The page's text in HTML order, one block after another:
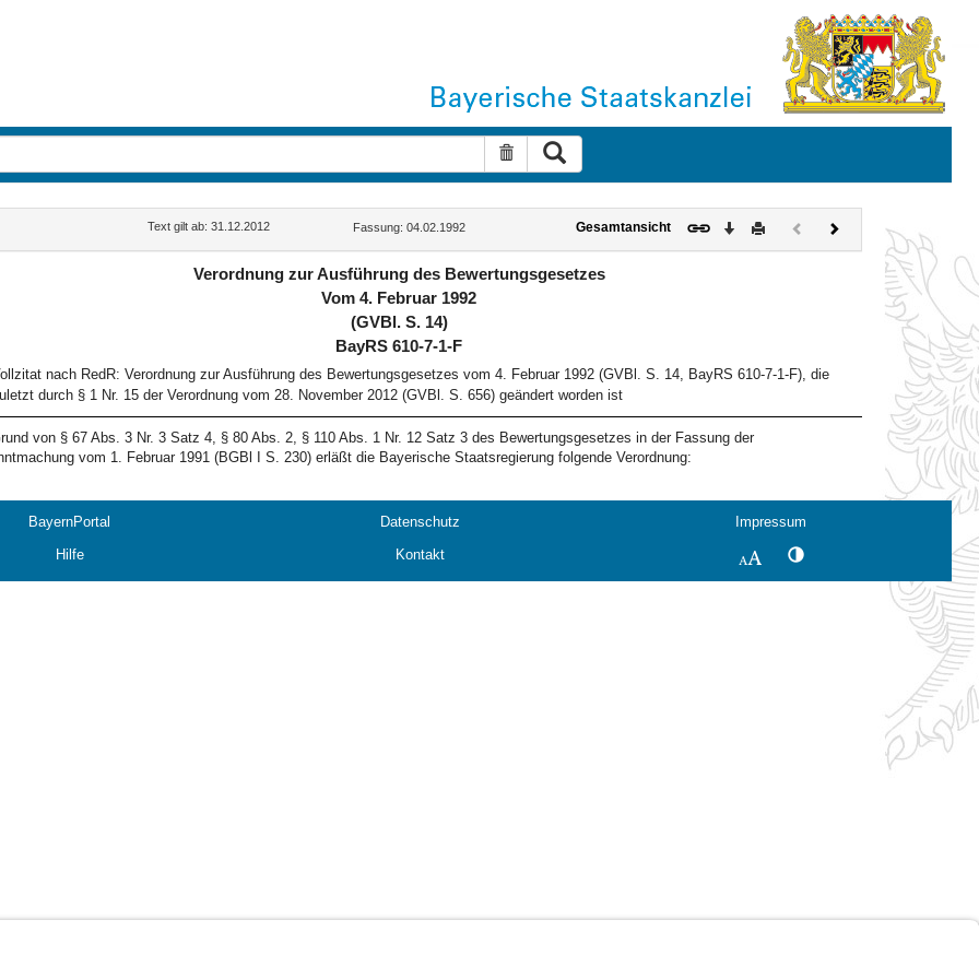
Suche zurücksetzen
Text gilt ab: 31.12.2012 Fassung: 04.02.1992 Gesamtansicht Download
DruckenVorherigesNächstes
Dokument
Verordnung zur Ausführung des Bewertungsgesetzes
Vom 4. Februar 1992
(GVBl. S. 14)
BayRS 610-7-1-F
nach RedR: Verordnung zur Ausführung des Bewertungsgesetzes vom 4. Februar 1992 (GVBl. S. 14, BayRS 610-7-1-F), die
durch § 1 Nr. 15 der Verordnung vom 28. November 2012 (GVBl. S. 656) geändert worden ist
von § 67 Abs. 3 Nr. 3 Satz 4, § 80 Abs. 2, § 110 Abs. 1 Nr. 12 Satz 3 des Bewertungsgesetzes in der Fassung der
vom 1. Februar 1991 (BGBl I S. 230) erläßt die Bayerische Staatsregierung folgende Verordnung:
BayernPortal Datenschutz
Impressum
Hilfe Kontakt SchriftgrößeKontrastwechsel